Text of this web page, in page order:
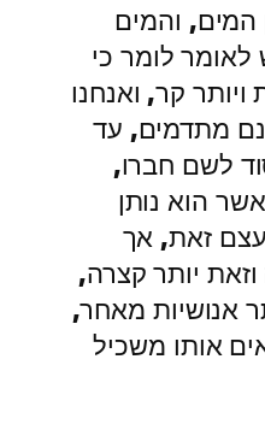
והמים
לומר כי
קר, ואנחנו
מתדמים, עד
לשם חברו,
הוא נותן
עצם זאת, אך
יותר קצרה,
אנושיות מאחר,
אותו משכיל